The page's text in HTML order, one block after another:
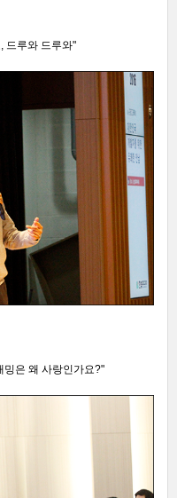
드루와 드루와"
밍은 왜 사랑인가요?"